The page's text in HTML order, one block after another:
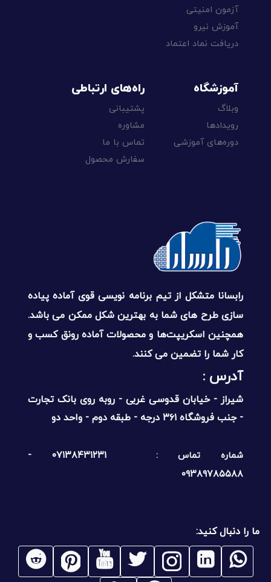
آزمون امنیتی
آموزش نیرو
دریافت نماد اعتماد
آموزشگاه
وبلاگ
رویدادها
دوره‌های آموزشی
راه‌های ارتباطی
پشتیبانی
مشاوره
تماس با ما
سفارش محصول
رابسانا متشکل از تیم برنامه نویسی قوی آماده پیاده
سازی طرح های شما به بهترین شکل ممکن می باشد.
همچنین اسکریپت‌ها و محصولات آماده رونق کسب و
کار شما را تضمین می کنند.
آدرس :‌
شیراز - خیابان قدوسی غربی - روبه روی بانک تجارت
- جنب فروشگاه ۳۶۱ درجه - طبقه دوم - واحد دو
شماره تماس :
۰۷۱۳۸۴۳۱۲۳۱ -
۰۹۳۸۹۷۸۵۵۸۸
ما را دنبال کنید: